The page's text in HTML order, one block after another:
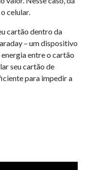
celular.
cartão dentro da
– um dispositivo
entre o cartão
seu cartão de
para impedir a